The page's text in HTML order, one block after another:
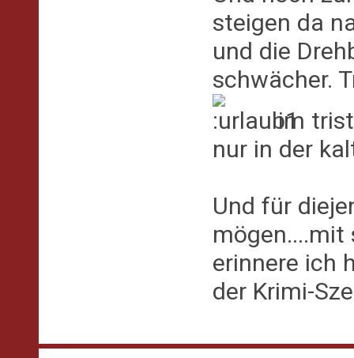
steigen da
und die
schwächer.
im
nur in der
Und für
mögen....mit
erinnere ich
der Krimi-